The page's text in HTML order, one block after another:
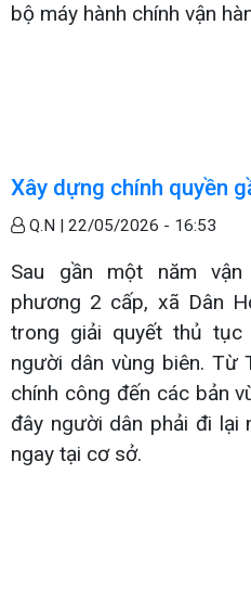
bộ máy hành chính vận
Xây dựng chính quyền
Q.N | 22/05/2026 - 16:53
Sau gần một năm
phương 2 cấp, xã Dân
trong giải quyết thủ tục
người dân vùng biên. Từ
chính công đến các bản
đây người dân phải đi lại
ngay tại cơ sở.